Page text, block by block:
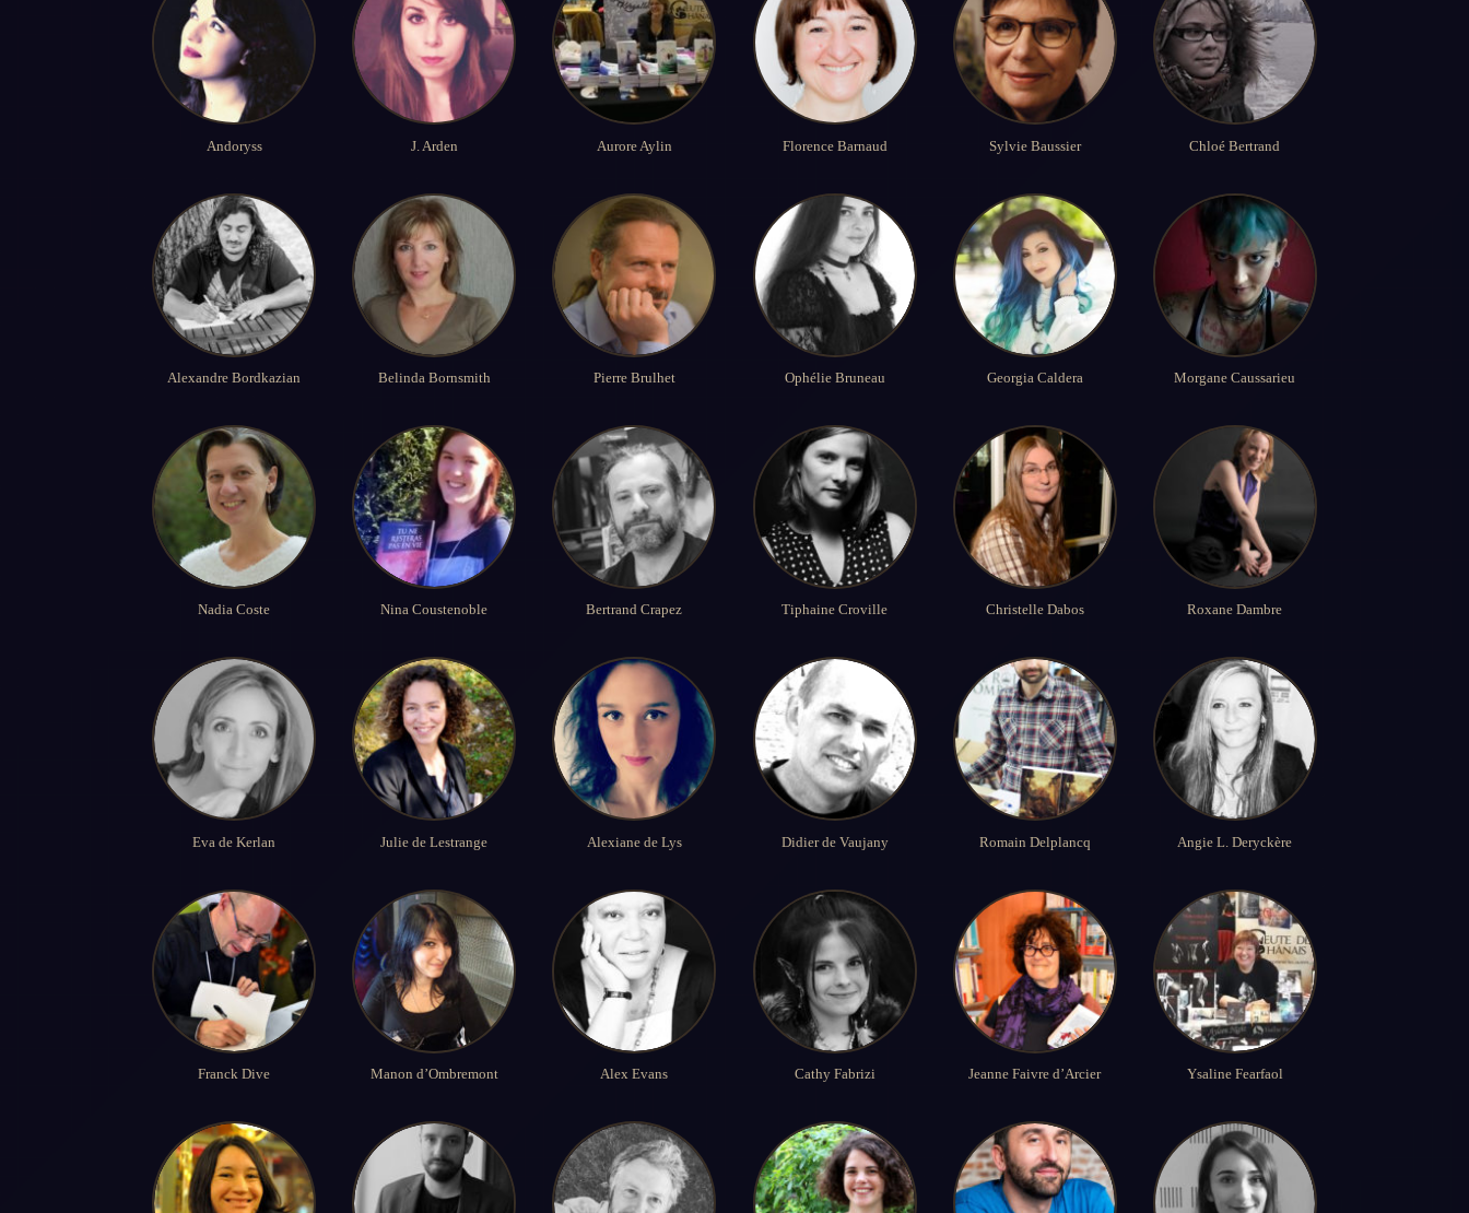
Andoryss J. Arden Aurore Aylin Florence Barnaud Sylvie Baussier Chloé Bertrand
Alexandre Bordkazian Belinda Bornsmith Pierre Brulhet Ophélie Bruneau Georgia Caldera Morgane Caussarieu
Nadia Coste Nina Coustenoble Bertrand Crapez Tiphaine Croville Christelle Dabos Roxane Dambre
Eva de Kerlan Julie de Lestrange Alexiane de Lys Didier de Vaujany Romain Delplancq Angie L. Deryckère
Franck Dive Manon d’Ombremont Alex Evans Cathy Fabrizi Jeanne Faivre d’Arcier Ysaline Fearfaol